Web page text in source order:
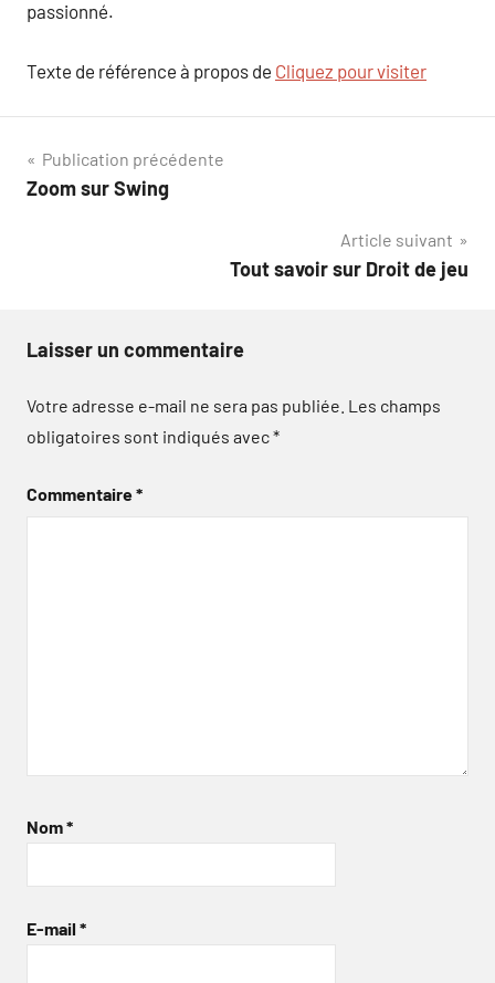
passionné.
Texte de référence à propos de Cliquez pour visiter
Navigation
de
Publication précédente
Zoom sur Swing
Article suivant
Tout savoir sur Droit de jeu
Laisser un commentaire
Votre adresse e-mail ne sera pas publiée. Les champs
obligatoires sont indiqués avec*
Commentaire*
Nom*
E-mail *